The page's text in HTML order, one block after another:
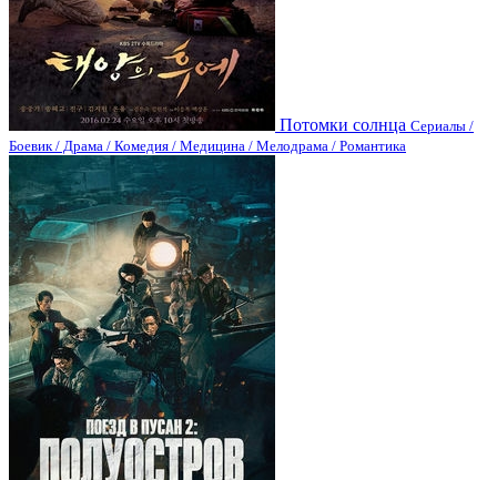
Потомки солнца Сериалы /
Боевик / Драма / Комедия / Медицина / Мелодрама / Романтика